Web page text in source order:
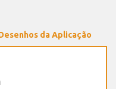
da Aplicação